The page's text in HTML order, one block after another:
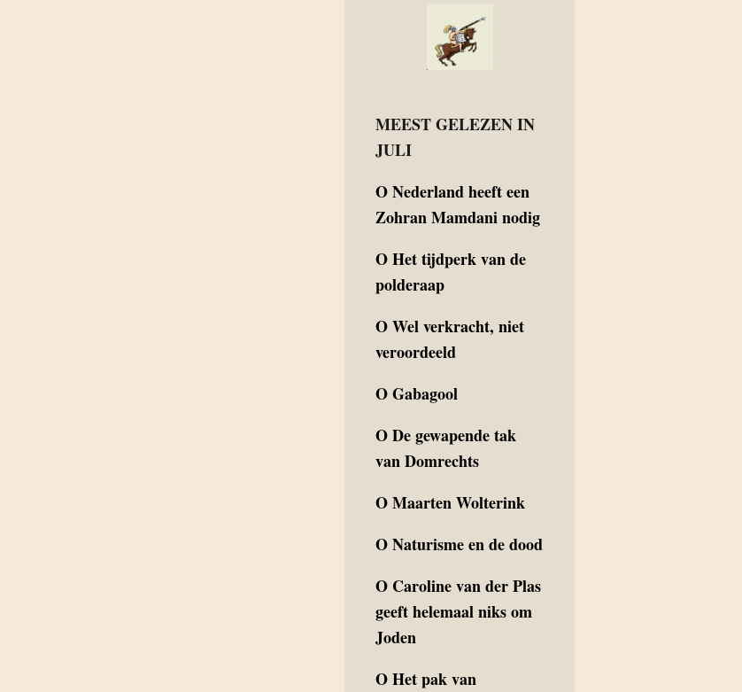
MEEST GELEZEN IN
JULI
ONederland heeft een
Zohran Mamdani nodig
OHet tijdperk van de
polderaap
OWel verkracht, niet
veroordeeld
OGabagool
ODe gewapende tak
van Domrechts
OMaarten Wolterink
ONaturisme en de dood
O Caroline van der Plas
geeft helemaal niks om
Joden
OHet pak van